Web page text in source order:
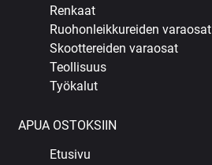
Renkaat
Ruohonleikkureiden varaosat
Skoottereiden varaosat
Teollisuus
Työkalut
APUA OSTOKSIIN
Etusivu